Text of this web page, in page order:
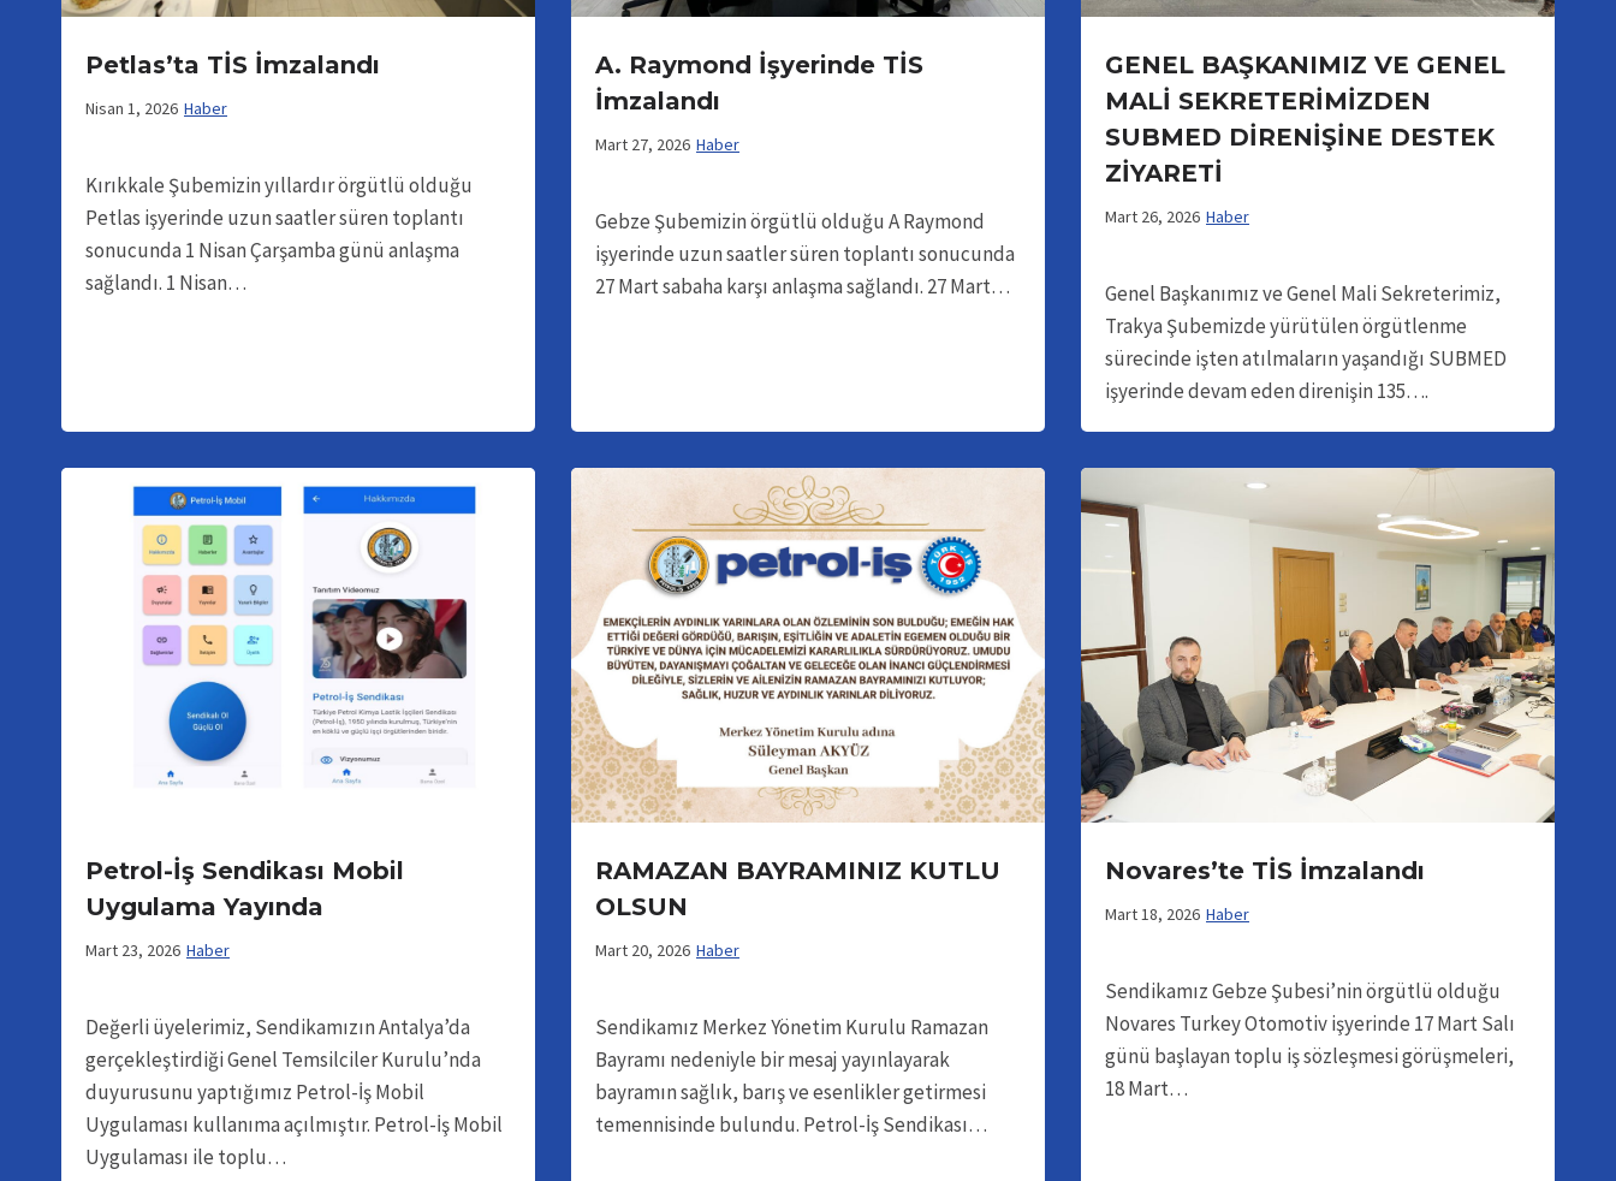
Petlas’ta TİS İmzalandı
Nisan 1, 2026 Haber
Kırıkkale Şubemizin yıllardır örgütlü olduğu
Petlas işyerinde uzun saatler süren toplantı
sonucunda 1 Nisan Çarşamba günü anlaşma
sağlandı. 1 Nisan…
A. Raymond İşyerinde TİS
İmzalandı
Mart 27, 2026 Haber
Gebze Şubemizin örgütlü olduğu A Raymond
işyerinde uzun saatler süren toplantı sonucunda
27 Mart sabaha karşı anlaşma sağlandı. 27 Mart…
GENEL BAŞKANIMIZ VE GENEL
MALİ SEKRETERİMİZDEN
SUBMED DİRENİŞİNE DESTEK
ZİYARETİ
Mart 26, 2026 Haber
Genel Başkanımız ve Genel Mali Sekreterimiz,
Trakya Şubemizde yürütülen örgütlenme
sürecinde işten atılmaların yaşandığı SUBMED
işyerinde devam eden direnişin 135….
Petrol-İş Sendikası Mobil
Uygulama Yayında
Mart 23, 2026 Haber
Değerli üyelerimiz, Sendikamızın Antalya’da
gerçekleştirdiği Genel Temsilciler Kurulu’nda
duyurusunu yaptığımız Petrol-İş Mobil
Uygulaması kullanıma açılmıştır. Petrol-İş Mobil
Uygulaması ile toplu…
RAMAZAN BAYRAMINIZ KUTLU
OLSUN
Mart 20, 2026 Haber
Sendikamız Merkez Yönetim Kurulu Ramazan
Bayramı nedeniyle bir mesaj yayınlayarak
bayramın sağlık, barış ve esenlikler getirmesi
temennisinde bulundu. Petrol-İş Sendikası…
Novares’te TİS İmzalandı
Mart 18, 2026 Haber
Sendikamız Gebze Şubesi’nin örgütlü olduğu
Novares Turkey Otomotiv işyerinde 17 Mart Salı
günü başlayan toplu iş sözleşmesi görüşmeleri,
18 Mart…